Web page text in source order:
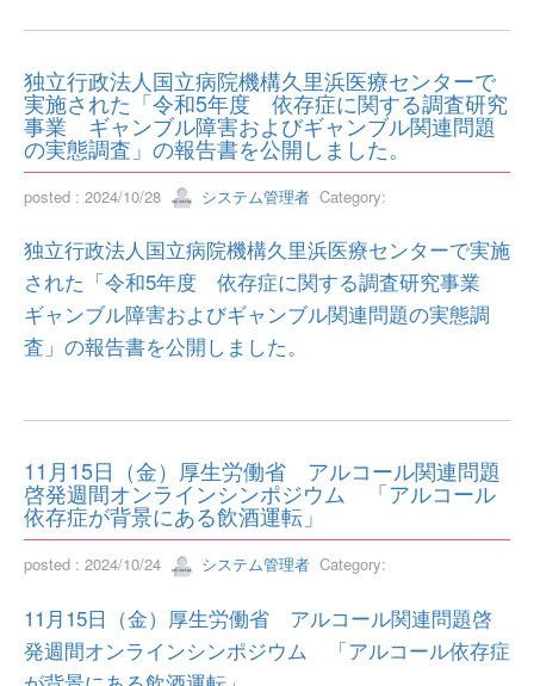
独立行政法人国立病院機構久里浜医療センターで
実施された「令和5年度 依存症に関する調査研究
事業 ギャンブル障害およびギャンブル関連問題
の実態調査」の報告書を公開しました。
posted : 2024/10/28 システム管理者 Category:
独立行政法人国立病院機構久里浜医療センターで実施
された「令和5年度 依存症に関する調査研究事業
ギャンブル障害およびギャンブル関連問題の実態調
査」の報告書を公開しました。
11月15日（金）厚生労働省 アルコール関連問題
啓発週間オンラインシンポジウム 「アルコール
依存症が背景にある飲酒運転」
posted : 2024/10/24 システム管理者 Category:
11月15日（金）厚生労働省 アルコール関連問題啓
発週間オンラインシンポジウム 「アルコール依存症